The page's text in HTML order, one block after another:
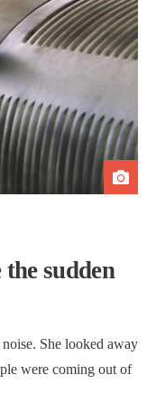
sudden
She looked away
were coming out of